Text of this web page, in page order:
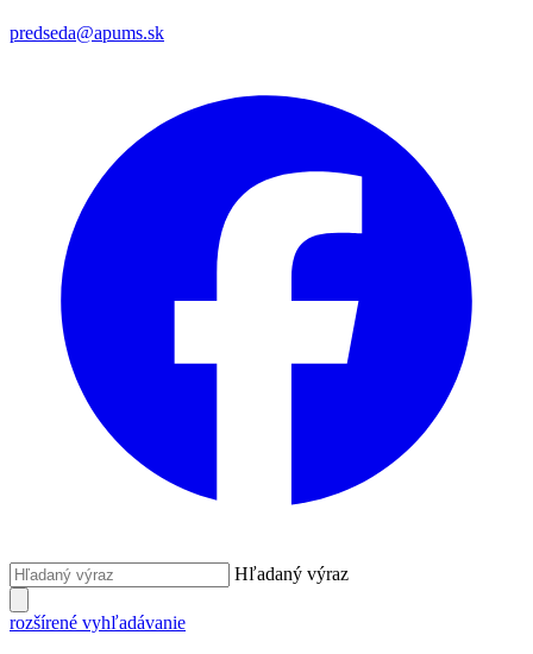
predseda@apums.sk
Hľadaný výraz
rozšírené vyhľadávanie